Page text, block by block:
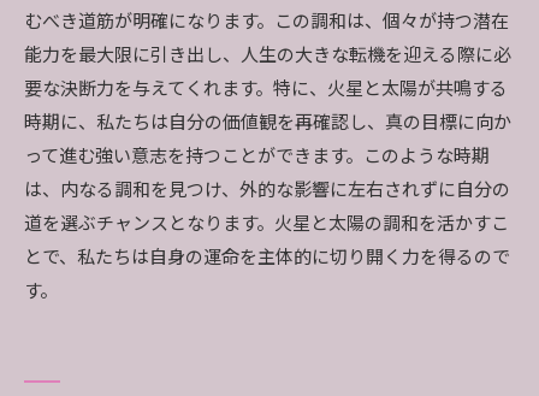
むべき道筋が明確になります。この調和は、個々が持つ潜在
能力を最大限に引き出し、人生の大きな転機を迎える際に必
要な決断力を与えてくれます。特に、火星と太陽が共鳴する
時期に、私たちは自分の価値観を再確認し、真の目標に向か
って進む強い意志を持つことができます。このような時期
は、内なる調和を見つけ、外的な影響に左右されずに自分の
道を選ぶチャンスとなります。火星と太陽の調和を活かすこ
とで、私たちは自身の運命を主体的に切り開く力を得るので
す。